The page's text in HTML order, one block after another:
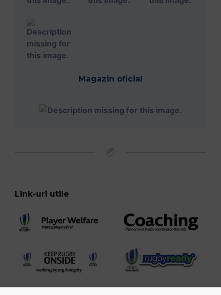
Magazin oficial
Link-uri utile